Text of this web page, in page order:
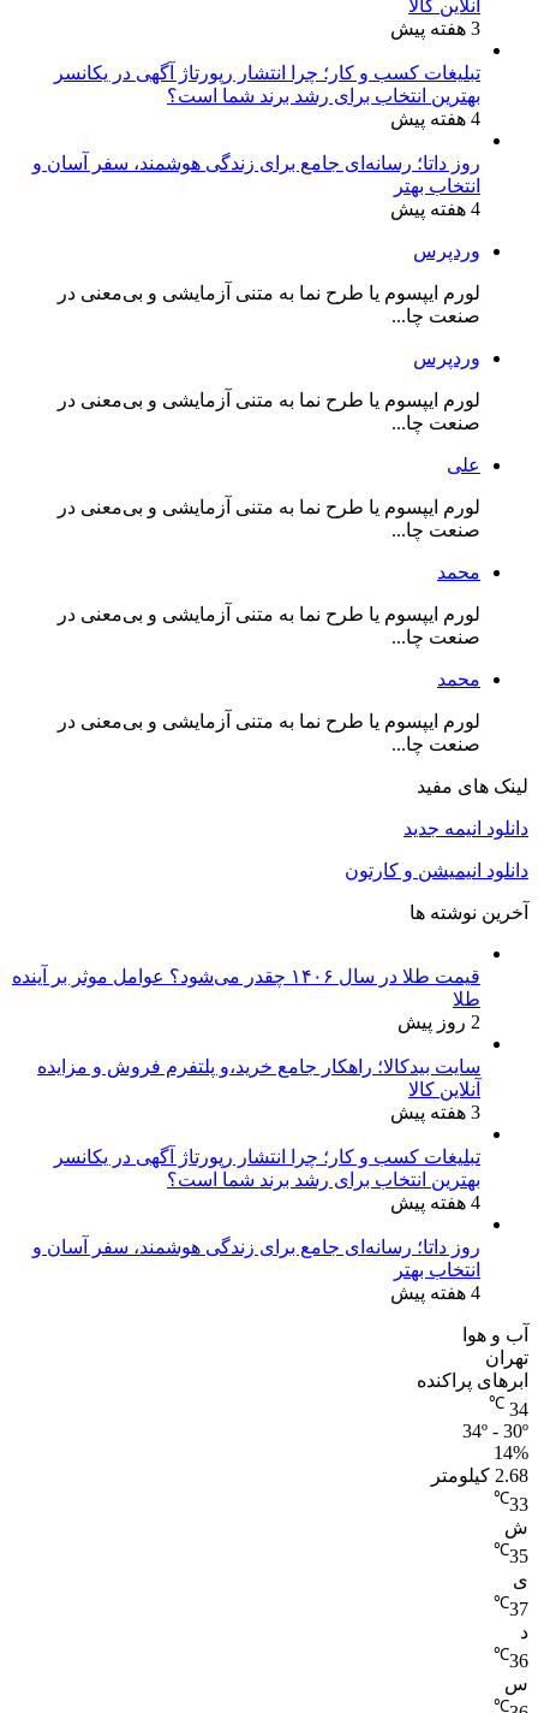
آنلاین کالا
3 هفته پیش
تبلیغات کسب و کار؛ چرا انتشار رپورتاژ آگهی در یکانسر
بهترین انتخاب برای رشد برند شما است؟
4 هفته پیش
روز داتا؛ رسانه‌ای جامع برای زندگی هوشمند، سفر آسان و
انتخاب بهتر
4 هفته پیش
وردپرس
لورم ایپسوم یا طرح‌ نما به متنی آزمایشی و بی‌معنی در
صنعت چا...
وردپرس
لورم ایپسوم یا طرح‌ نما به متنی آزمایشی و بی‌معنی در
صنعت چا...
علی
لورم ایپسوم یا طرح‌ نما به متنی آزمایشی و بی‌معنی در
صنعت چا...
محمد
لورم ایپسوم یا طرح‌ نما به متنی آزمایشی و بی‌معنی در
صنعت چا...
محمد
لورم ایپسوم یا طرح‌ نما به متنی آزمایشی و بی‌معنی در
صنعت چا...
لینک های مفید
دانلود انیمه جدید
دانلود انیمیشن و کارتون
آخرین نوشته ها
قیمت طلا در سال ۱۴۰۶ چقدر می‌شود؟ عوامل موثر بر آینده
طلا
2 روز پیش
سایت بیدکالا؛ راهکار جامع خرید،و پلتفرم فروش و مزایده
آنلاین کالا
3 هفته پیش
تبلیغات کسب و کار؛ چرا انتشار رپورتاژ آگهی در یکانسر
بهترین انتخاب برای رشد برند شما است؟
4 هفته پیش
روز داتا؛ رسانه‌ای جامع برای زندگی هوشمند، سفر آسان و
انتخاب بهتر
4 هفته پیش
آب و هوا
تهران
ابرهای پراکنده
34
℃
34º - 30º
14%
2.68 کیلومتر
33
℃
ش
35
℃
ی
37
℃
د
36
℃
س
℃